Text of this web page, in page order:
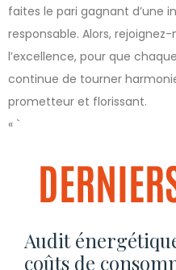
faites le pari gagnant d’une
responsable. Alors,
l’excellence, pour que
continue de tourner
prometteur et florissant.
« `
Audit
coûts de